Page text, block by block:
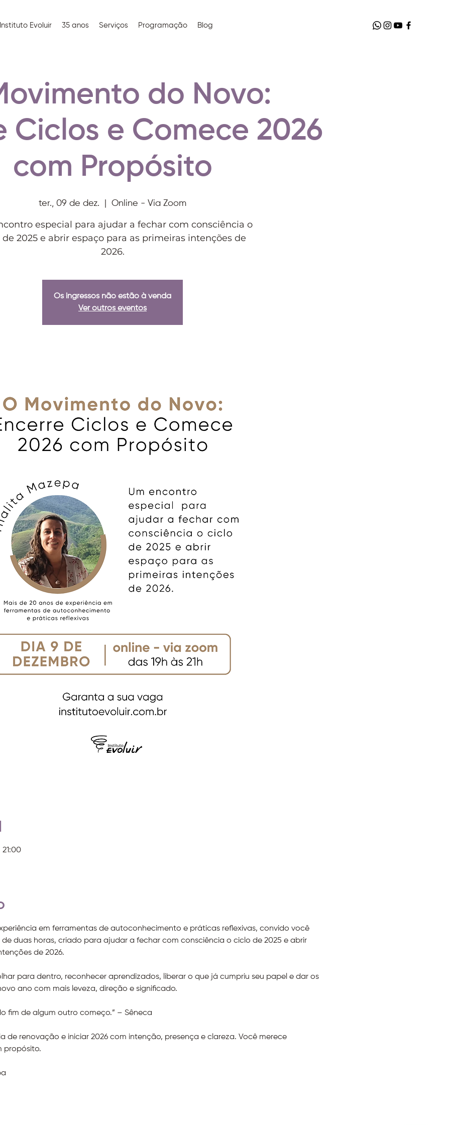
Evoluir 35 anos Serviços Programação Blog
do Novo:
Ciclos e Comece 2026
com Propósito
ter., 09 de dez. Online - Via Zoom
especial para ajudar a fechar com consciência o
2025 e abrir espaço para as primeiras intenções de
2026.
Os ingressos não estão à venda
Ver outros eventos
em ferramentas de autoconhecimento e práticas reflexivas, convido você
duas horas, criado para ajudar a fechar com consciência o ciclo de 2025 e abrir
de 2026.
para dentro, reconhecer aprendizados, liberar o que já cumpriu seu papel e dar os
ano com mais leveza, direção e significado.
fim de algum outro começo.” – Sêneca
de renovação e iniciar 2026 com intenção, presença e clareza. Você merece
propósito.